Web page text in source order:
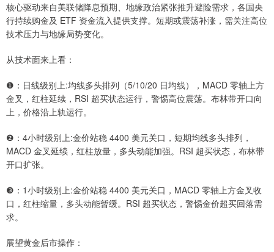
核心驱动来自美联储降息预期、地缘政治紧张推升避险需求，各国央
行持续购金及 ETF 资金流入提供支撑。短期或震荡补涨，需关注高位
技术压力与地缘局势变化。
从技术面来上看：
❶：日线级别上:均线多头排列（5/10/20 日均线），MACD 零轴上方
金叉，红柱延续，RSI 超买状态运行，警惕高位震荡。布林带开口向
上，价格沿上轨运行。
❷：4小时级别上:金价站稳 4400 美元关口，短期均线多头排列，
MACD 金叉延续，红柱放量，多头动能加强。RSI 超买状态，布林带
开口扩张。
❸：1小时级别上:金价站稳 4400 美元关口，MACD 零轴上方金叉收
口，红柱缩量，多头动能暂缓。RSI 超买状态，警惕金价超买回落需
求。
展望黄金后市操作：